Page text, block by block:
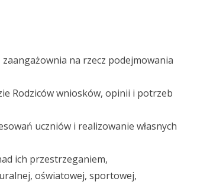
na rzecz podejmowania
Rodziców wniosków, opinii i potrzeb
uczniów i realizowanie własnych
ich przestrzeganiem,
oświatowej, sportowej,